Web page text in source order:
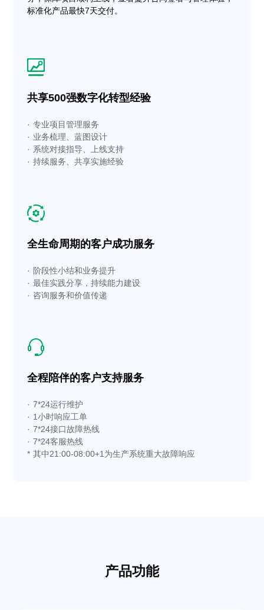
标准化产品最快7天交付。
共享500强数字化转型经验
· 专业项目管理服务
· 业务梳理、蓝图设计
· 系统对接指导、上线支持
· 持续服务、共享实施经验
全生命周期的客户成功服务
· 阶段性小结和业务提升
· 最佳实践分享，持续能力建设
· 咨询服务和价值传递
全程陪伴的客户支持服务
· 7*24运行维护
· 1小时响应工单
· 7*24接口故障热线
· 7*24客服热线
* 其中21:00-08:00+1为生产系统重大故障响应
产品功能